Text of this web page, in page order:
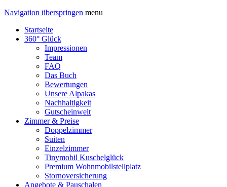
Navigation überspringen menu
Startseite
360° Glück
Impressionen
Team
FAQ
Das Buch
Bewertungen
Unsere Alpakas
Nachhaltigkeit
Gutscheinwelt
Zimmer & Preise
Doppelzimmer
Suiten
Einzelzimmer
Tinymobil Kuschelglück
Premium Wohnmobilstellplatz
Stornoversicherung
Angebote & Pauschalen